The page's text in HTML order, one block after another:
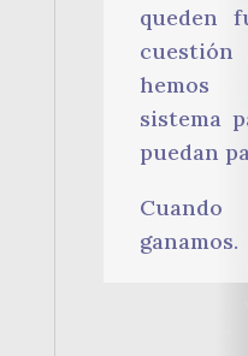
queden
hemos
sistema
puedan
ganamos.